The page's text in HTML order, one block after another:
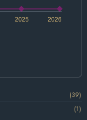
2026
2025
(39)
(1)